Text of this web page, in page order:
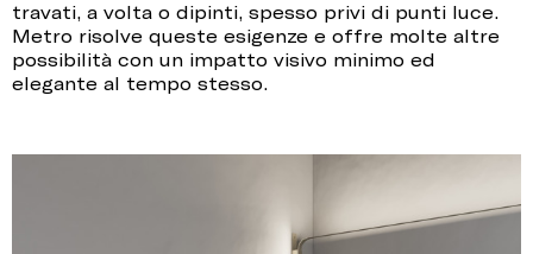
travati, a volta o dipinti, spesso privi di punti luce.
Metro risolve queste esigenze e offre molte altre
possibilità con un impatto visivo minimo ed
elegante al tempo stesso.